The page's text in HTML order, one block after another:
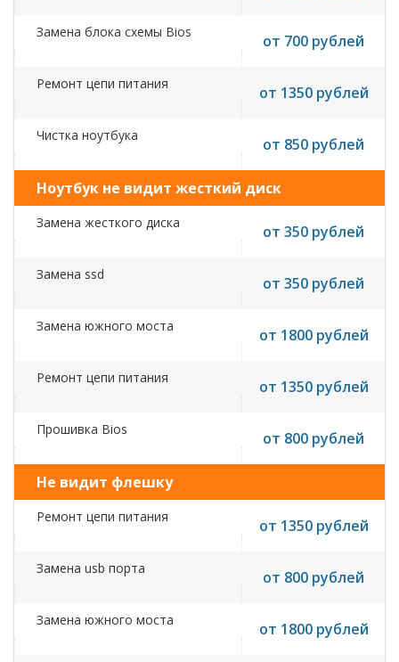
Замена блока схемы Bios от 700 рублей
Ремонт цепи питания от 1350 рублей
Чистка ноутбука от 850 рублей
Ноутбук не видит жесткий диск
Замена жесткого диска от 350 рублей
Замена ssd от 350 рублей
Замена южного моста от 1800 рублей
Ремонт цепи питания от 1350 рублей
Прошивка Bios от 800 рублей
Не видит флешку
Ремонт цепи питания от 1350 рублей
Замена usb порта от 800 рублей
Замена южного моста от 1800 рублей